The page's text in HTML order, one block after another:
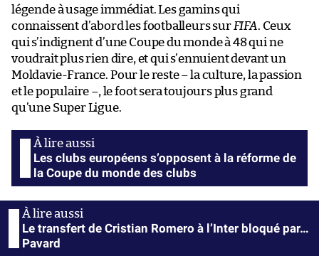
légende à usage immédiat. Les gamins qui
connaissent d’abord les footballeurs sur FIFA. Ceux
qui s’indignent d’une Coupe du monde à 48 qui ne
voudrait plus rien dire, et qui s’ennuient devant un
Moldavie-France. Pour le reste – la culture, la passion
et le populaire –, le foot sera toujours plus grand
qu’une Super Ligue.
Les clubs européens s’opposent à la réforme de
la Coupe du monde des clubs
Le transfert de Cristian Romero à l’Inter bloqué par…
Pavard